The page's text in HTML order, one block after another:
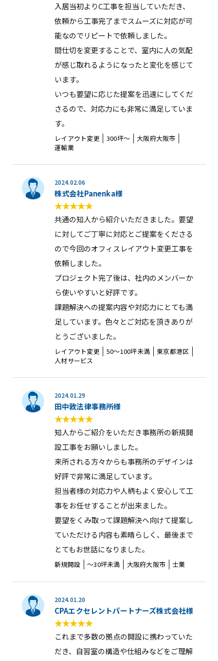
入居当初よりC工事を担当していただき、
依頼から工事完了までスムーズに対応が可
能なのでリピートで依頼しました。
間仕切を変更することで、室内に人の気配
が感じ取れるようになったと変化を感じて
います。
いつも要望に応じた提案を迅速にしてくだ
さるので、対応力にも非常に満足していま
す。
レイアウト変更 300坪〜
大阪府大阪市
運輸業
2024.02.06
株式会社Panenka様
共通の知人から紹介いただきました。要望
に対してご丁寧に対応とご提案をくださる
ので今回のオフィスレイアウト変更工事を
依頼しました。
プロジェクト完了後は、社内のメンバーか
ら使いやすいと好評です。
課題解決への提案内容や対応力にとても満
足しています。色々とご対応を頂きありが
とうございました。
レイアウト変更 50〜100坪未満
東京都港区
人材サービス
2024.01.29
田中敦法律事務所様
知人からご紹介をいただき事務所の新規開
設工事をお願いしました。
来所される方々からも事務所のデザインは
好評で非常に満足しています。
担当者様の対応力や人柄もよく安心して工
事をお任せすることが出来ました。
要望をくみ取って課題解決へ向けて提案し
ていただける内容も素晴らしく、最後まで
とてもお世話になりました。
新規開設 〜30坪未満 大阪府大阪市 士業
2024.01.20
CPAエクセレントパートナーズ株式会社様
これまで多数の拠点の開設に携わっていた
だき、自習室の構造や仕組みなどをご理解